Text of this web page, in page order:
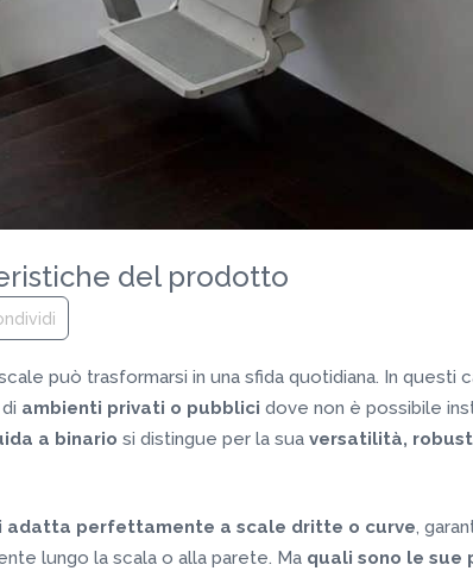
del prodotto
può trasformarsi in una sfida quotidiana. In questi
ambienti privati o pubblici dove non è possibile
a binario si distingue per la sua versatilità,
adatta perfettamente a scale dritte o curve,
lungo la scala o alla parete. Ma quali sono le sue